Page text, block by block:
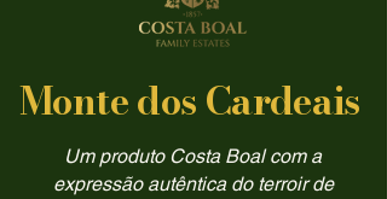
Monte dos Cardeais
Um produto Costa Boal com a
expressão autêntica do terroir de